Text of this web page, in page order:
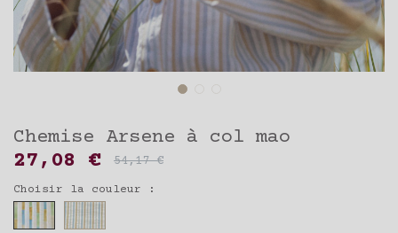
Chemise Arsene à col mao
27,08 € 54,17 €
Choisir la couleur :